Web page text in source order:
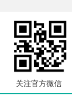
关注官方微信